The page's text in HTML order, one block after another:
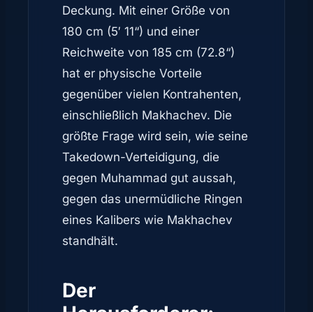
Deckung. Mit einer Größe von
180 cm (5′ 11“) und einer
Reichweite von 185 cm (72.8“)
hat er physische Vorteile
gegenüber vielen Kontrahenten,
einschließlich Makhachev. Die
größte Frage wird sein, wie seine
Takedown-Verteidigung, die
gegen Muhammad gut aussah,
gegen das unermüdliche Ringen
eines Kalibers wie Makhachev
standhält.
Der